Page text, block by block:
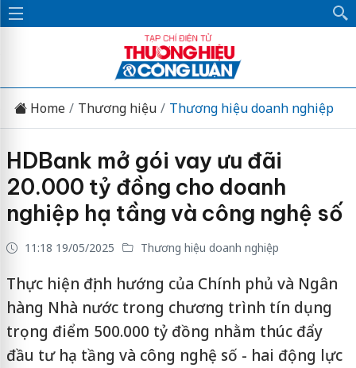
Home Thương hiệu Thương hiệu doanh nghiệp
HDBank mở gói vay ưu đãi
20.000 tỷ đồng cho doanh
nghiệp hạ tầng và công nghệ số
11:18 19/05/2025 Thương hiệu doanh nghiệp
Thực hiện định hướng của Chính phủ và Ngân
hàng Nhà nước trong chương trình tín dụng
trọng điểm 500.000 tỷ đồng nhằm thúc đẩy
đầu tư hạ tầng và công nghệ số - hai động lực